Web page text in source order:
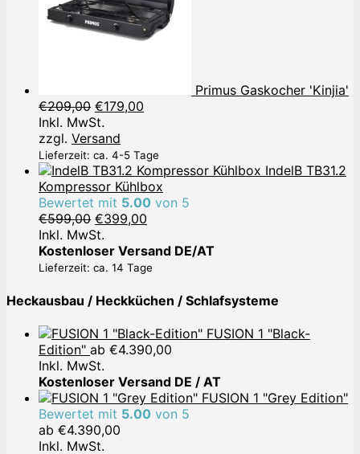
Primus Gaskocher 'Kinjia'
€209,00 Ursprünglicher
Preis
war:
€209,00
€179,00
€179,00.
Inkl. MwSt.
zzgl. Versand
Lieferzeit: ca. 4-5 Tage
IndelB TB31.2
Kompressor Kühlbox
Bewertet mit 5.00 von 5
€599,00 Ursprünglicher
Preis
war:
€599,00
€399,00
ist:
€399,00.
Inkl. MwSt.
Kostenloser Versand DE/AT
Lieferzeit: ca. 14 Tage
Heckausbau / Heckküchen / Schlafsysteme
FUSION 1 "Black-
Edition" ab €4.390,00
Inkl. MwSt.
Kostenloser Versand DE / AT
FUSION 1 "Grey Edition"
Bewertet mit 5.00 von 5
ab €4.390,00
Inkl. MwSt.